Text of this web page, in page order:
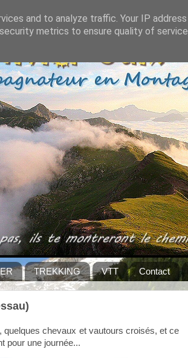
TREKKING VTT Contact
chevaux et vautours croisés, et ce
pour une journée...
and to analyze traffic. Your IP
metrics to ensure quality of